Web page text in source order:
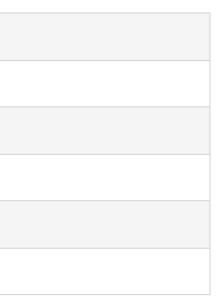
れでは実際のビ
。
提唱する「超ビ
彙×発音」の論
ビジネス英会話